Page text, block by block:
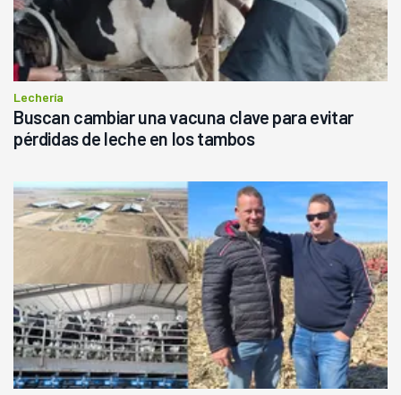
Lechería
Buscan cambiar una vacuna clave para evitar
pérdidas de leche en los tambos